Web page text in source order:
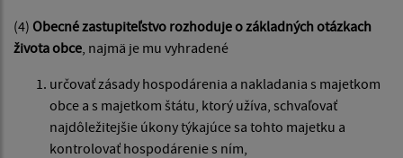
(4) Obecné zastupiteľstvo rozhoduje o základných otázkach
života obce , najmä je mu vyhradené
určovať zásady hospodárenia a nakladania s majetkom
obce a s majetkom štátu, ktorý užíva, schvaľovať
najdôležitejšie úkony týkajúce sa tohto majetku a
kontrolovať hospodárenie s ním,